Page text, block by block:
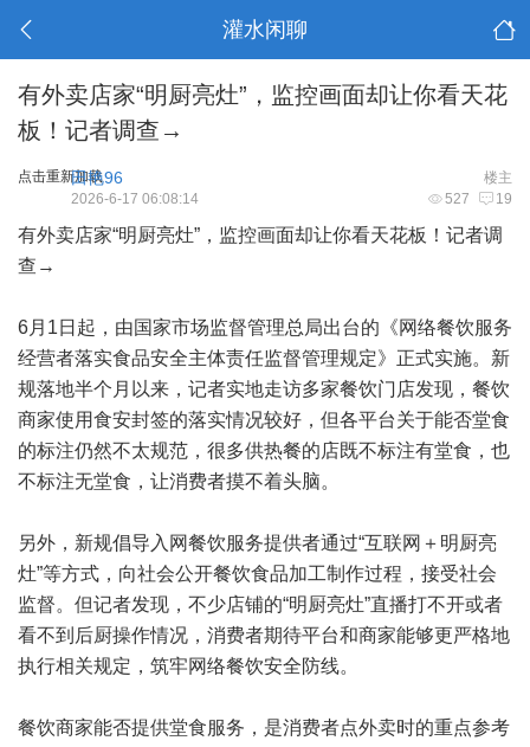
灌水闲聊
有外卖店家“明厨亮灶”，监控画面却让你看天花
板！记者调查→
点击重新加载 楼主
田艳96
527 19
2026-6-17 06:08:14
有外卖店家“明厨亮灶”，监控画面却让你看天花板！记者调
查→
6月1日起，由国家市场监督管理总局出台的《网络餐饮服务
经营者落实食品安全主体责任监督管理规定》正式实施。新
规落地半个月以来，记者实地走访多家餐饮门店发现，餐饮
商家使用食安封签的落实情况较好，但各平台关于能否堂食
的标注仍然不太规范，很多供热餐的店既不标注有堂食，也
不标注无堂食，让消费者摸不着头脑。
另外，新规倡导入网餐饮服务提供者通过“互联网＋明厨亮
灶”等方式，向社会公开餐饮食品加工制作过程，接受社会
监督。但记者发现，不少店铺的“明厨亮灶”直播打不开或者
看不到后厨操作情况，消费者期待平台和商家能够更严格地
执行相关规定，筑牢网络餐饮安全防线。
餐饮商家能否提供堂食服务，是消费者点外卖时的重点参考